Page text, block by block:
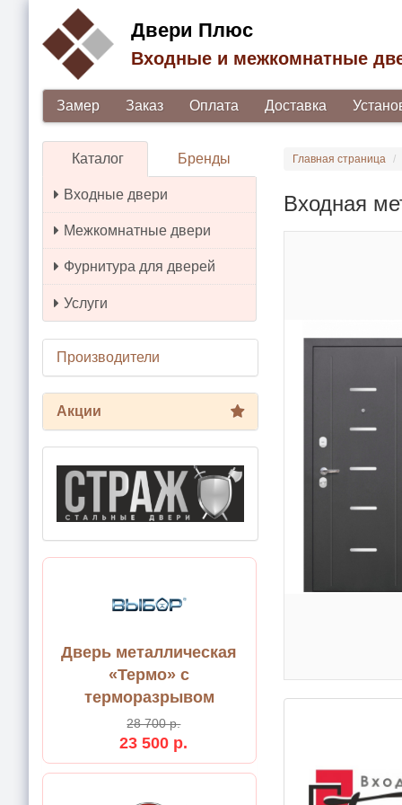
Двери Плюс
Входные и межкомнатные
Замер Заказ Оплата Доставка
Каталог Бренды
Входные двери
Межкомнатные двери
Фурнитура для дверей
Услуги
Производители
Акции
Дверь металлическая
«Термо» с
терморазрывом
28 700 р.
23 500 р.
Главная страница
Входная